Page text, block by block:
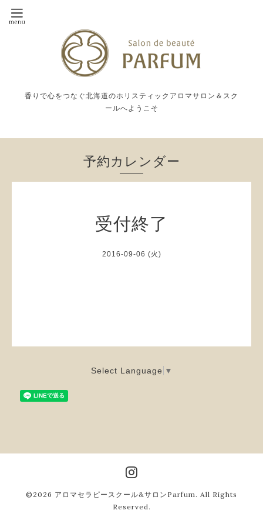
香りで心をつなぐ北海道のホリスティックアロマサロン＆スク
ールへようこそ
予約カレンダー
受付終了
2016-09-06 (火)
Select Language ▼
©2026 アロマセラピースクール&サロンParfum . All Rights
Reserved.